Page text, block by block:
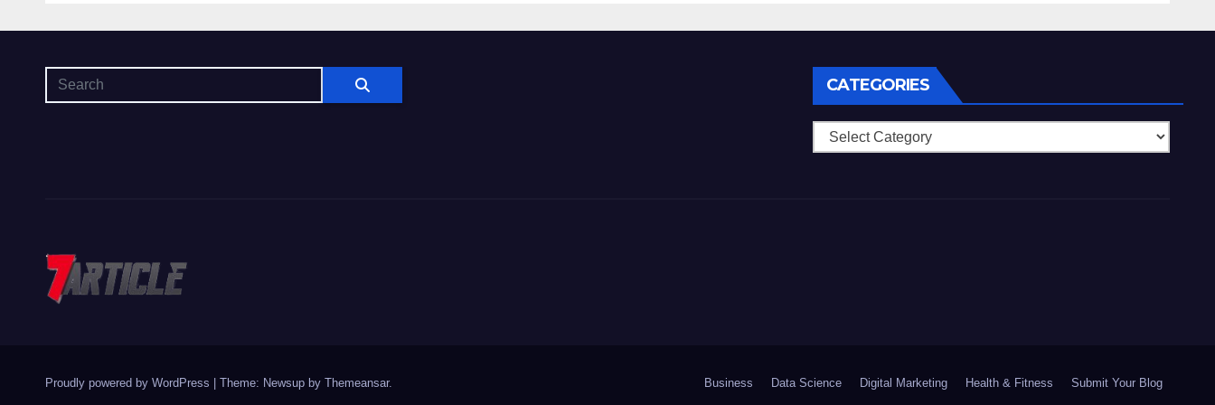
ingresso
CATEGORIES
Categories
Proudly powered by WordPress Theme: Newsup by Themeansar. Business Data Science Digital Marketing Health & Fitness Submit Your Blog